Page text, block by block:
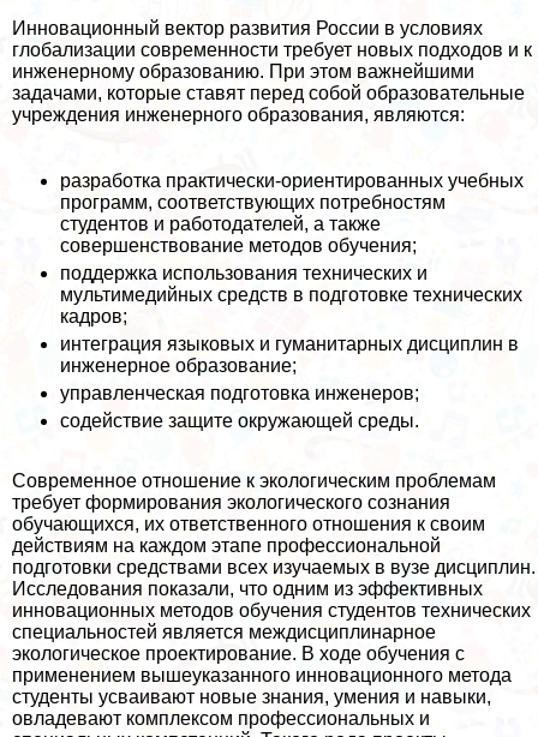
Инновационный вектор развития России в условиях
глобализации современности требует новых подходов и к
инженерному образованию. При этом важнейшими
задачами, которые ставят перед собой образовательные
учреждения инженерного образования, являются:
разработка пpaктически-ориентированных учебных
программ, соответствующих потребностям
студентов и работодателей, а также
совершенствование методов обучения;
поддержка использования технических и
мультимедийных средств в подготовке технических
кадров;
интеграция языковых и гуманитарных дисциплин в
инженерное образование;
управленческая подготовка инженеров;
содействие защите окружающей среды.
Современное отношение к экологическим проблемам
требует формирования экологического сознания
обучающихся, их ответственного отношения к своим
действиям на каждом этапе профессиональной
подготовки средствами всех изучаемых в вузе дисциплин.
Исследования показали, что одним из эффективных
инновационных методов обучения студентов технических
специальностей является междисциплинарное
экологическое проектирование. В ходе обучения с
применением вышеуказанного инновационного метода
студенты усваивают новые знания, умения и навыки,
овладевают комплексом профессиональных и